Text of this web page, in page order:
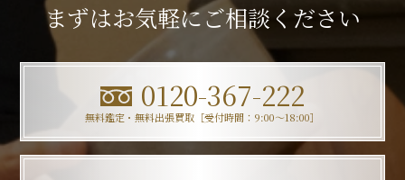
まずはお気軽にご相談ください
0120-367-222
無料鑑定・無料出張買取［受付時間：9:00〜18:00］